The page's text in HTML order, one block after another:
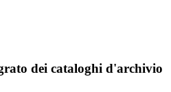
dei cataloghi d'archivio